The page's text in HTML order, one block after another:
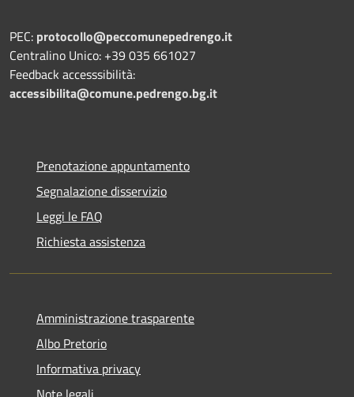
PEC: protocollo@peccomunepedrengo.it
Centralino Unico: +39 035 661027
Feedback accesssibilità:
accessibilita@comune.pedrengo.bg.it
Prenotazione appuntamento
Segnalazione disservizio
Leggi le FAQ
Richiesta assistenza
Amministrazione trasparente
Albo Pretorio
Informativa privacy